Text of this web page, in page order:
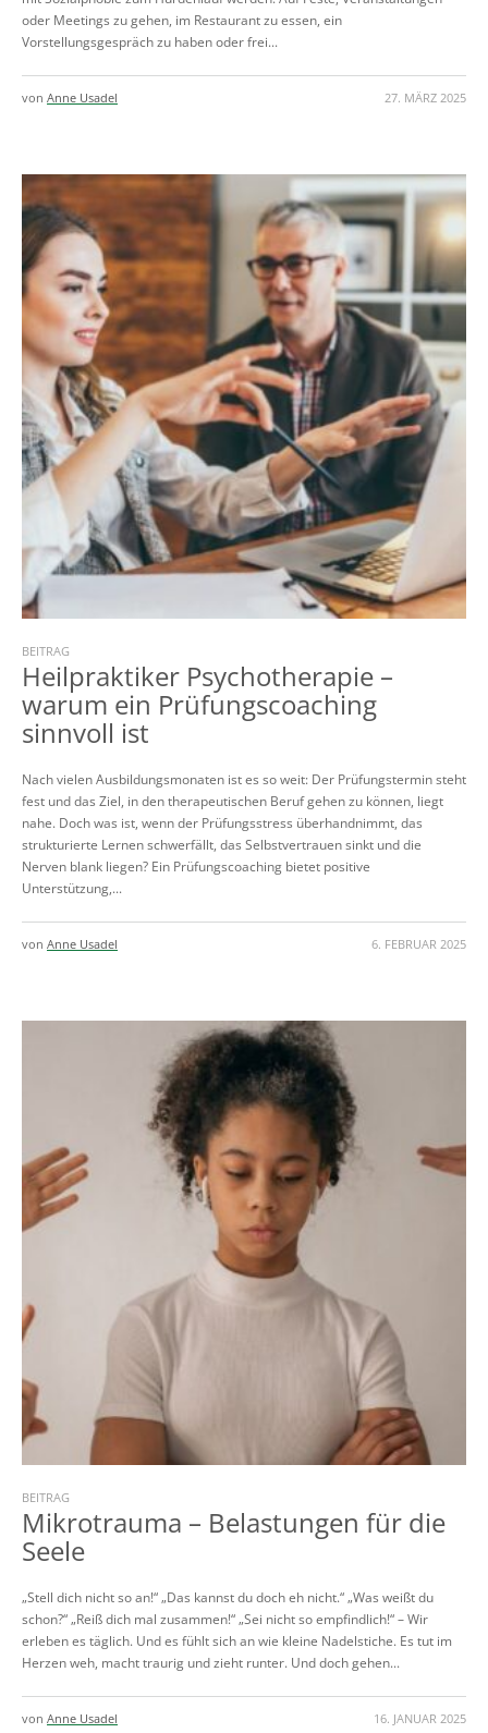
oder Meetings zu gehen, im Restaurant zu essen, ein
Vorstellungsgespräch zu haben oder frei...
27. MÄRZ 2025
von Anne Usadel
BEITRAG
Heilpraktiker Psychotherapie –
warum ein Prüfungscoaching
sinnvoll ist
Nach vielen Ausbildungsmonaten ist es so weit: Der Prüfungstermin steht
fest und das Ziel, in den therapeutischen Beruf gehen zu können, liegt
nahe. Doch was ist, wenn der Prüfungsstress überhandnimmt, das
strukturierte Lernen schwerfällt, das Selbstvertrauen sinkt und die
Nerven blank liegen? Ein Prüfungscoaching bietet positive
Unterstützung,...
6. FEBRUAR 2025
von Anne Usadel
BEITRAG
Mikrotrauma – Belastungen für die
Seele
„Stell dich nicht so an!“ „Das kannst du doch eh nicht.“ „Was weißt du
schon?“ „Reiß dich mal zusammen!“ „Sei nicht so empfindlich!“ – Wir
erleben es täglich. Und es fühlt sich an wie kleine Nadelstiche. Es tut im
Herzen weh, macht traurig und zieht runter. Und doch gehen...
16. JANUAR 2025
von Anne Usadel